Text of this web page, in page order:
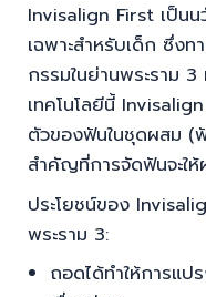
Invisalign First เป็น
เฉพาะสำหรับเด็ก ซึ่ง
กรรมในย่านพระราม
เทคโนโลยีนี้
ตัวของฟันในชุดผสม (
สำคัญที่การจัดฟันจะใ
ประโยชน์ของ
พระราม 3:
ถอดได้ทำให้การแป